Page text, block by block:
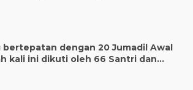
bertepatan dengan 20 Jumadil Awal
kali ini dikuti oleh 66 Santri dan…